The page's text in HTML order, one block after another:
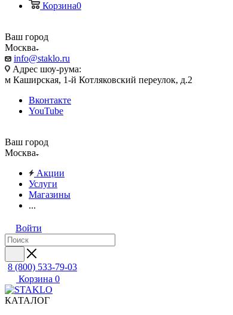
Корзина0
Ваш город
Москва
info@staklo.ru
Адрес шоу-рума:
м Каширская, 1-й Котляковский переулок, д.2
Вконтакте
YouTube
Ваш город
Москва
Акции
Услуги
Магазины
...
Войти
8 (800) 533-79-03
Корзина 0
КАТАЛОГ